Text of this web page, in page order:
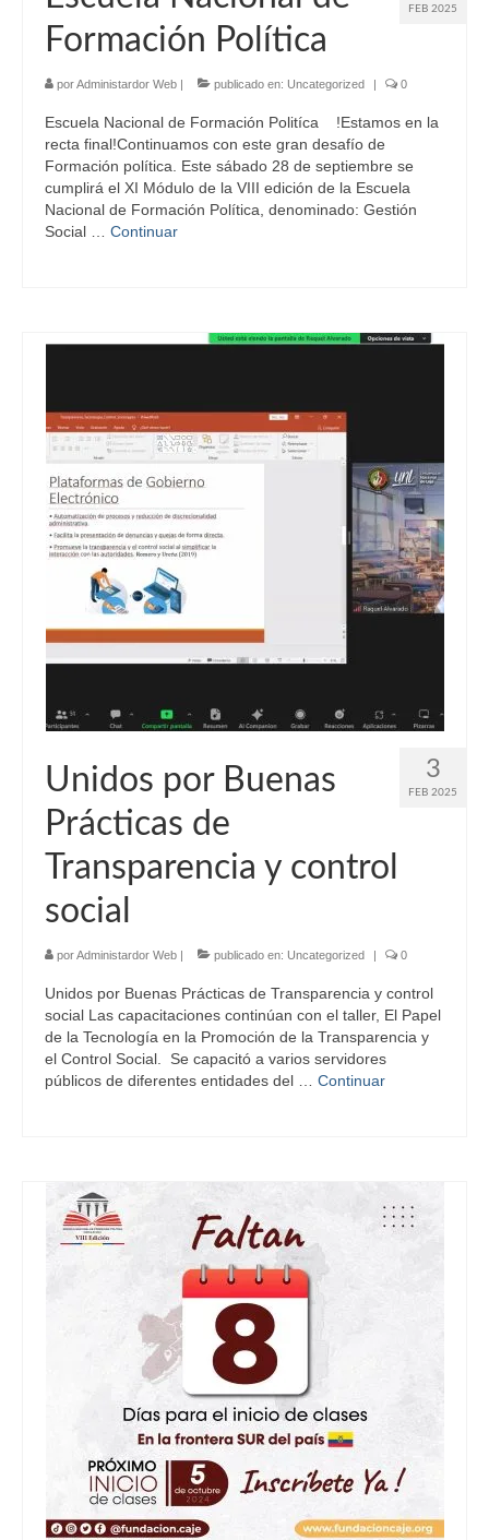
FEB 2025
Formación Política
porAdministardor Web | publicado en: Uncategorized | 0
Escuela Nacional de Formación Politíca !Estamos en la
recta final!Continuamos con este gran desafío de
Formación política. Este sábado 28 de septiembre se
cumplirá el XI Módulo de la VIII edición de la Escuela
Nacional de Formación Política, denominado: Gestión
Social … Continuar
3
FEB 2025
Unidos por Buenas
Prácticas de
Transparencia y control
social
porAdministardor Web | publicado en: Uncategorized | 0
Unidos por Buenas Prácticas de Transparencia y control
social Las capacitaciones continúan con el taller, El Papel
de la Tecnología en la Promoción de la Transparencia y
el Control Social. Se capacitó a varios servidores
públicos de diferentes entidades del … Continuar